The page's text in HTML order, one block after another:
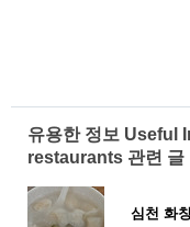
유용한 정보 Useful
restaurants 관련 글